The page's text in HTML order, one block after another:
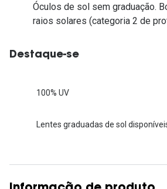
Óculos de sol sem graduação.
raios solares (categoria 2 de
Destaque-se
100% UV
Lentes graduadas de sol